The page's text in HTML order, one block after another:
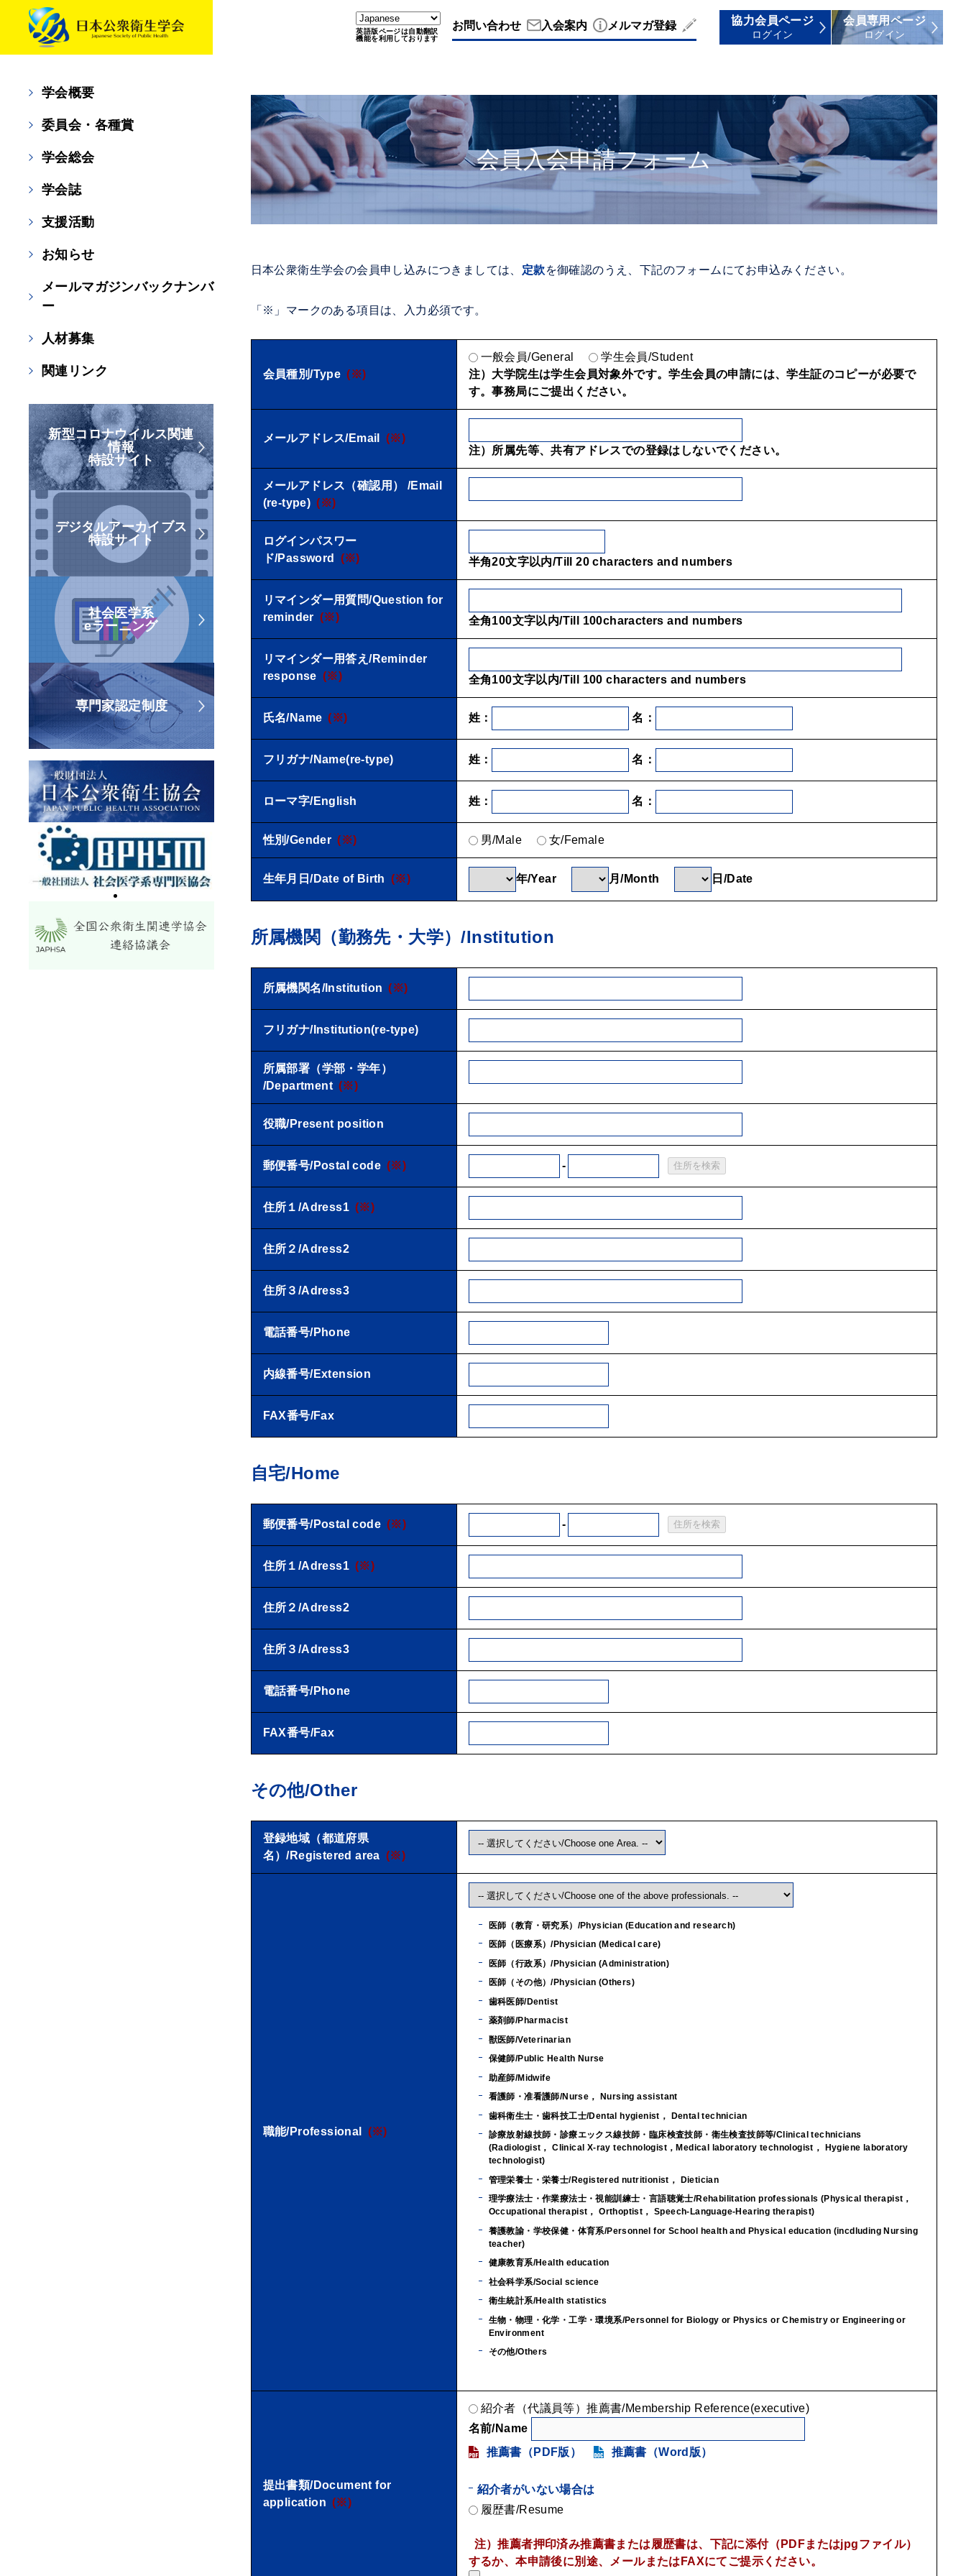
英語版ページは自動翻訳
機能を利用しております
お問い合わせ 入会案内 メルマガ登録 協力会員ページ
ログイン
会員専用ページ
ログイン
学会概要
委員会・各種賞
学会総会
学会誌
支援活動
お知らせ
メールマガジンバックナンバ
ー
人材募集
関連リンク
新型コロナウイルス関連
情報
特設サイト
デジタルアーカイブス
特設サイト
社会医学系
eラーニング
専門家認定制度
会員入会申請フォーム
日本公衆衛生学会の会員申し込みにつきましては、 定款を御確認のうえ、下記のフォームにてお申込みください。
「※」マークのある項目は、入力必須です。
会員種別/Type (※)
一般会員/General
学生会員/Student
注）大学院生は学生会員対象外です。学生会員の申請には、学生証のコピーが必要で
す。事務局にご提出ください。
メールアドレス/Email
(※)
注）所属先等、共有アドレスでの登録はしないでください。
メールアドレス（確認用） /Email
(re-type) (※)
ログインパスワー
ド/Password
(※) 半角20文字以内/Till 20 characters and numbers
リマインダー用質問/Question for
reminder (※) 全角100文字以内/Till 100characters and numbers
リマインダー用答え/Reminder
response (※) 全角100文字以内/Till 100 characters and numbers
氏名/Name (※) 姓： 名：
フリガナ/Name(re-type) 姓： 名：
ローマ字/English 姓： 名：
性別/Gender (※) 男/Male 女/Female
生年月日/Date of Birth (※) 年/Year 月/Month 日/Date
所属機関（勤務先・大学）/Institution
所属機関名/Institution (※)
フリガナ/Institution(re-type)
所属部署（学部・学年）
/Department (※)
役職/Present position
郵便番号/Postal code (※) -
住所１/Adress1 (※)
住所２/Adress2
住所３/Adress3
電話番号/Phone
内線番号/Extension
FAX番号/Fax
自宅/Home
郵便番号/Postal code (※) -
住所１/Adress1 (※)
住所２/Adress2
住所３/Adress3
電話番号/Phone
FAX番号/Fax
その他/Other
登録地域（都道府県
名）/Registered area (※)
職能/Professional (※)
医師（教育・研究系）/Physician (Education and research)
医師（医療系）/Physician (Medical care)
医師（行政系）/Physician (Administration)
医師（その他）/Physician (Others)
歯科医師/Dentist
薬剤師/Pharmacist
獣医師/Veterinarian
保健師/Public Health Nurse
助産師/Midwife
看護師・准看護師/Nurse， Nursing assistant
歯科衛生士・歯科技工士/Dental hygienist， Dental technician
診療放射線技師・診療エックス線技師・臨床検査技師・衛生検査技師等/Clinical technicians
(Radiologist， Clinical X-ray technologist，Medical laboratory technologist， Hygiene laboratory
technologist)
管理栄養士・栄養士/Registered nutritionist， Dietician
理学療法士・作業療法士・視能訓練士・言語聴覚士/Rehabilitation professionals (Physical therapist，
Occupational therapist， Orthoptist， Speech-Language-Hearing therapist)
養護教諭・学校保健・体育系/Personnel for School health and Physical education (incdluding Nursing
teacher)
健康教育系/Health education
社会科学系/Social science
衛生統計系/Health statistics
生物・物理・化学・工学・環境系/Personnel for Biology or Physics or Chemistry or Engineering or
Environment
その他/Others
提出書類/Document for
application (※)
紹介者（代議員等）推薦書/Membership Reference(executive)
名前/Name
推薦書（PDF版）
推薦書（Word版）
紹介者がいない場合は
履歴書/Resume
注）推薦者押印済み推薦書または履歴書は、下記に添付（PDFまたはjpgファイル）
するか、本申請後に別途、メールまたはFAXにてご提示ください。